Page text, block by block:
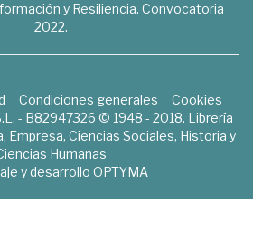
y Resiliencia. Convocatoria
2022.
Condiciones generales
Cookies
- B82947326 © 1948 - 2018. Librería
Empresa, Ciencias Sociales, Historia y
Humanas
y desarrollo OPTYMA